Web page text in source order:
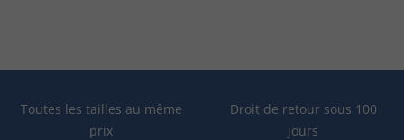
Toutes les tailles au même
prix
Droit de retour sous 100
jours